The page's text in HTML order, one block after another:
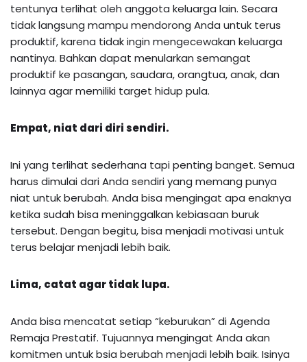
tentunya terlihat oleh anggota keluarga lain. Secara
tidak langsung mampu mendorong Anda untuk terus
produktif, karena tidak ingin mengecewakan keluarga
nantinya. Bahkan dapat menularkan semangat
produktif ke pasangan, saudara, orangtua, anak, dan
lainnya agar memiliki target hidup pula.
Empat, niat dari diri sendiri.
Ini yang terlihat sederhana tapi penting banget. Semua
harus dimulai dari Anda sendiri yang memang punya
niat untuk berubah. Anda bisa mengingat apa enaknya
ketika sudah bisa meninggalkan kebiasaan buruk
tersebut. Dengan begitu, bisa menjadi motivasi untuk
terus belajar menjadi lebih baik.
Lima, catat agar tidak lupa.
Anda bisa mencatat setiap “keburukan” di Agenda
Remaja Prestatif. Tujuannya mengingat Anda akan
komitmen untuk bsia berubah menjadi lebih baik. Isinya